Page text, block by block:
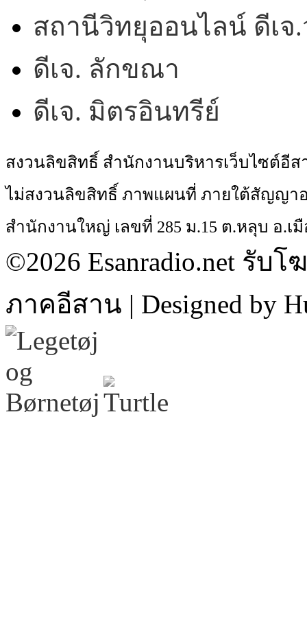
สถานีวิทยุออนไลน์ ดีเ
ดีเจ. ลักขณา
ดีเจ. มิตรอินทรีย์
สงวนลิขสิทธิ์ สำนักงานบริหารเว็บไซต์อีส
ไม่สงวนลิขสิทธิ์ ภาพแผนที่ ภายใต้สัญญ
สำนักงานใหญ่ เลขที่ 285 ม.15 ต.หลุบ อ.เ
©2026 Esanradio.net รับ
ภาคอีสาน | Designed by